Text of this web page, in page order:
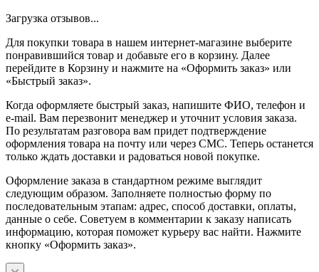
Загрузка отзывов...
Для покупки товара в нашем интернет-магазине выберите
понравившийся товар и добавьте его в корзину. Далее
перейдите в Корзину и нажмите на «Оформить заказ» или
«Быстрый заказ».
Когда оформляете быстрый заказ, напишите ФИО, телефон и
e-mail. Вам перезвонит менеджер и уточнит условия заказа.
По результатам разговора вам придет подтверждение
оформления товара на почту или через СМС. Теперь останется
только ждать доставки и радоваться новой покупке.
Оформление заказа в стандартном режиме выглядит
следующим образом. Заполняете полностью форму по
последовательным этапам: адрес, способ доставки, оплаты,
данные о себе. Советуем в комментарии к заказу написать
информацию, которая поможет курьеру вас найти. Нажмите
кнопку «Оформить заказ».